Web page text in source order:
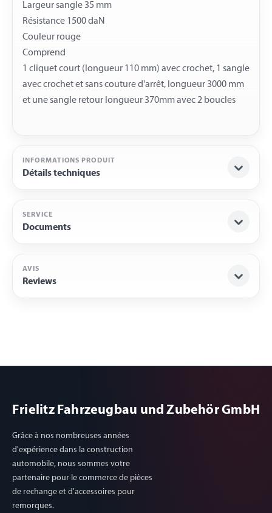
Largeur sangle 35 mm
Résistance 1500 daN
Couleur rouge
Comprend
1 cliquet court (longueur 110 mm) avec crochet, 1 sangle
avec crochet et sans couture d'arrêt, longueur 3000 mm
INFORMATIONS PRODUIT
Détails techniques
SERVICE
Documents
AVIS
Reviews
Frielitz Fahrzeugbau und Zubehör GmbH
Grâce à nos nombreuses années
d'expérience dans la construction
automobile, nous sommes votre
partenaire pour le commerce de pièces
de rechange et d'accessoires pour
remorques.